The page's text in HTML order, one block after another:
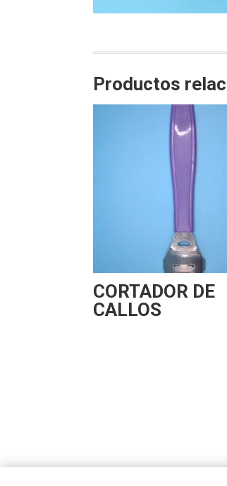
Productos
CORTADOR DE
CALLOS